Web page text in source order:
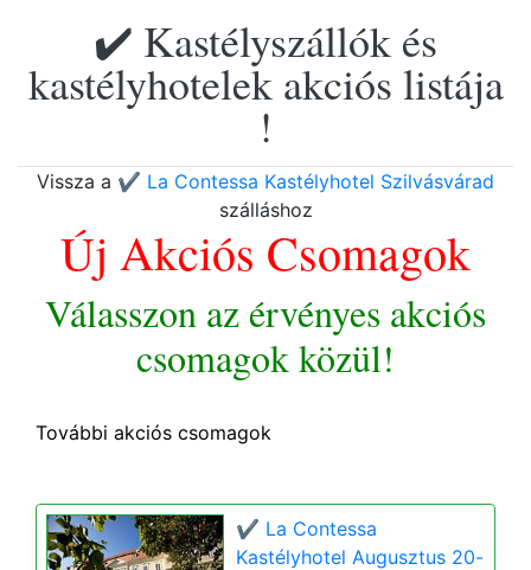
✔️ Kastélyszállók és
kastélyhotelek akciós listája
!
Vissza a ✔️ La Contessa Kastélyhotel Szilvásvárad
szálláshoz
Új Akciós Csomagok
Válasszon az érvényes akciós
csomagok közül!
További akciós csomagok
✔️ La Contessa
Kastélyhotel Augusztus 20-